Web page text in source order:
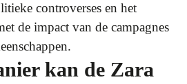
controverses en het
de impact van de campagnes
kan de Zara